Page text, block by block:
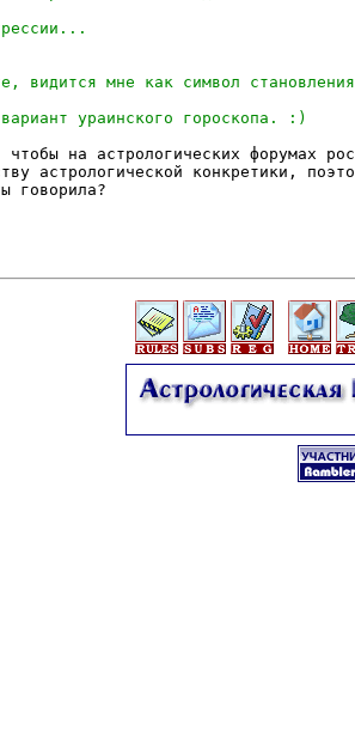
чтобы на астрологических форумах
астрологической конкретики,
говорила?